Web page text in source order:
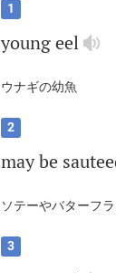
1
youngeel
ウナギの幼魚
2
maybe
ソテーやバターフ
3